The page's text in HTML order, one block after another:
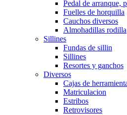
Pedal de arranque,
Fuelles de horquilla
Cauchos diversos
Almohadillas rodilla
Sillines
Fundas de sillin
Sillines
Resortes y ganchos
Diversos
Cajas de
Matriculacion
Estribos
Retrovisores